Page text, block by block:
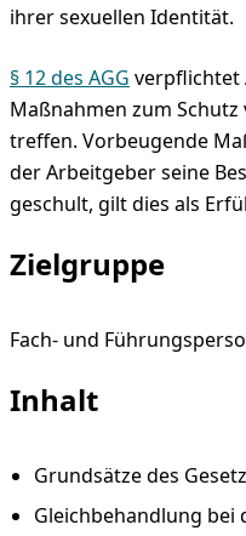
ihrer sexuellen Identität.
§ 12 des AGG verpflichtet
Maßnahmen zum
treffen. Vorbeugende
der Arbeitgeber seine
geschult, gilt dies als
Zielgruppe
Fach- und
Inhalt
Grundsätze des
Gleichbehandlung bei